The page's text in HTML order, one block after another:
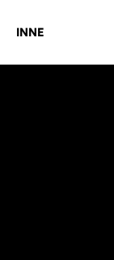
INNE